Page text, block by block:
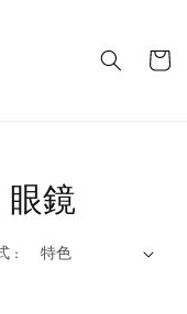
眼鏡
: